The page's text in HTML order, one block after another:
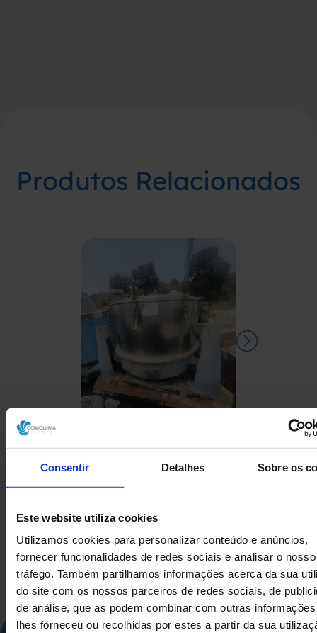
Consentir Detalhes Sobre os
Este website utiliza cookies
Utilizamos cookies para personalizar conteúdo e anúncios,
fornecer funcionalidades de redes sociais e analisar o nosso
tráfego. Também partilhamos informações acerca da sua
do site com os nossos parceiros de redes sociais, de
de análise, que as podem combinar com outras
lhes forneceu ou recolhidas por estes a partir da sua
Produtos Relacionados
CENTRÍFUGA RIERA